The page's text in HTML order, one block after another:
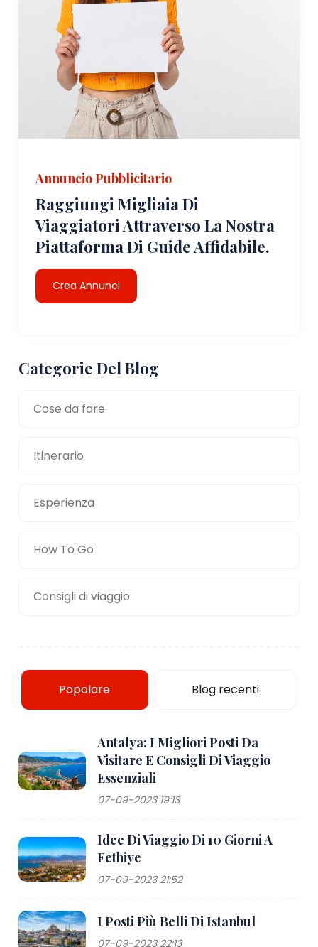
Annuncio Pubblicitario
Raggiungi Migliaia Di
Viaggiatori Attraverso La Nostra
Piattaforma Di Guide Affidabile.
Crea Annunci
Categorie Del Blog
Cose da fare
Itinerario
Esperienza
How To Go
Consigli di viaggio
Popolare Blog recenti
Antalya: I Migliori Posti Da
Visitare E Consigli Di Viaggio
Essenziali
07-09-2023 19:13
Idee Di Viaggio Di 10 Giorni A
Fethiye
07-09-2023 21:52
I Posti Più Belli Di Istanbul
07-09-2023 22:13